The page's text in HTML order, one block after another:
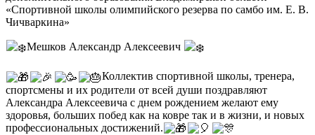
«Спортивной школы олимпийского резерва по самбо им. Е. В.
Чичваркина»
Мешков Александр Алексеевич
Коллектив спортивной школы, тренера,
спортсмены и их родители от всей души поздравляют
Александра Алексеевича с днем рождением желают ему
здоровья, больших побед как на ковре так и в жизни, и новых
профессиональных достижений.